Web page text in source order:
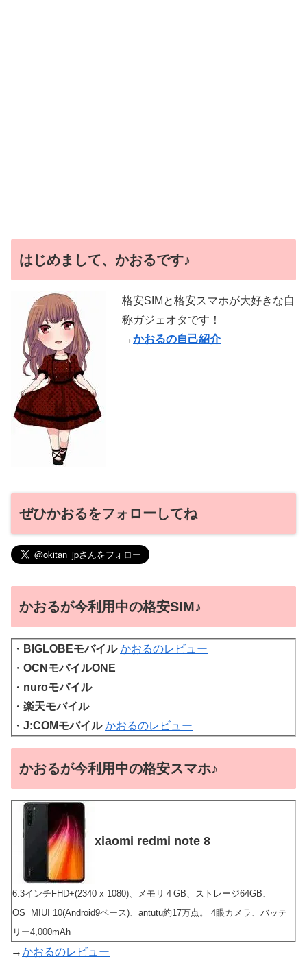
はじめまして、かおるです♪
格安SIMと格安スマホが大好きな自
称ガジェオタです！
→かおるの自己紹介
ぜひかおるをフォローしてね
かおるが今利用中の格安SIM♪
・ BIGLOBEモバイル かおるのレビュー
・ OCNモバイルONE
・ nuroモバイル
・ 楽天モバイル
・ J:COMモバイル かおるのレビュー
かおるが今利用中の格安スマホ♪
xiaomi redmi note 8
6.3インチFHD+(2340 x 1080)、メモリ４GB、ストレージ64GB、
OS=MIUI 10(Android9ベース)、antutu約17万点。 4眼カメラ、バッテ
リー4,000mAh
→かおるのレビュー